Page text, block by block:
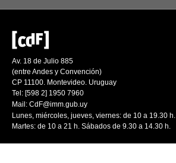
Av. 18 de Julio 885
(entre Andes y Convención)
CP 11100. Montevideo. Uruguay
Tel: [598 2] 1950 7960
Mail: CdF@imm.gub.uy
Lunes, miércoles, jueves, viernes: de 10 a 19.30 h.
Martes: de 10 a 21 h. Sábados de 9.30 a 14.30 h.